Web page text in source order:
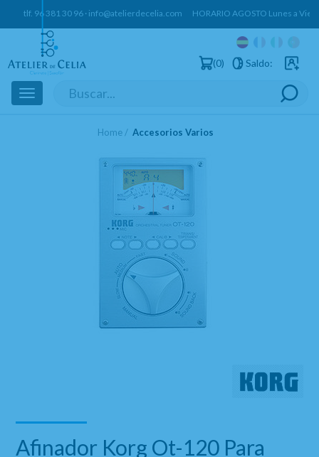
tlf. 96 381 30 96 · info@atelierdecelia.com HORARIO AGOSTO Lunes a
0 Saldo:
Toggle
navigation
Home Accesorios Varios
Afinador Korg Ot-120 Para